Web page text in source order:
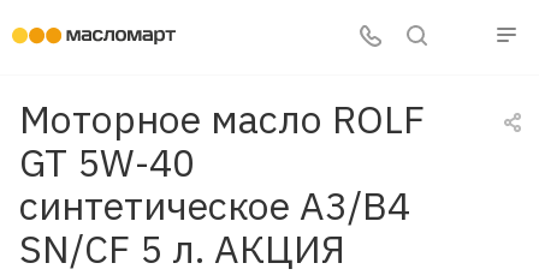
Моторное масло ROLF
GT 5W-40
синтетическое A3/B4
SN/CF 5 л. АКЦИЯ